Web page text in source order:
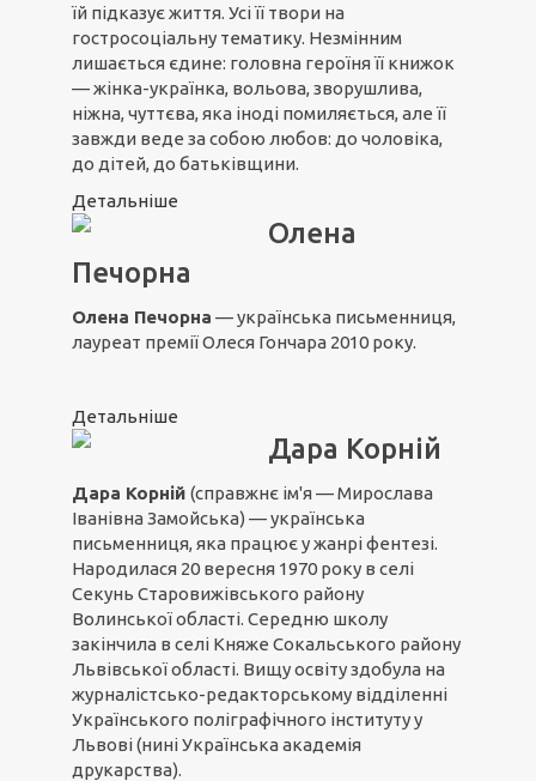
їй підказує життя. Усі її твори на
гостросоціальну тематику. Незмінним
лишається єдине: головна героїня її книжок
— жінка-українка, вольова, зворушлива,
ніжна, чуттєва, яка іноді помиляється, але її
завжди веде за собою любов: до чоловіка,
до дітей, до батьківщини.
Детальніше
Олена
Печорна
Олена Печорна — українська письменниця,
лауреат премії Олеся Гончара 2010 року.
Детальніше
Дара Корній
Дара Корній (справжнє ім'я — Мирослава
Іванівна Замойська) — українська
письменниця, яка працює у жанрі фентезі.
Народилася 20 вересня 1970 року в селі
Секунь Старовижівського району
Волинської області. Середню школу
закінчила в селі Княже Сокальського району
Львівської області. Вищу освіту здобула на
журналістсько-редакторському відділенні
Українського поліграфічного інституту у
Львові (нині Українська академія
друкарства).